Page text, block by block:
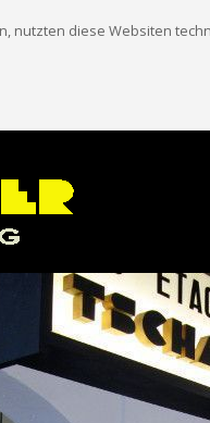
nutzten diese Websiten